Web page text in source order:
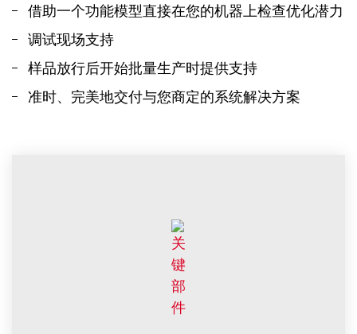
借助一个功能模型直接在您的机器上检查优化潜力
调试现场支持
样品放行后开始批量生产时提供支持
准时、完美地交付与您商定的系统解决方案